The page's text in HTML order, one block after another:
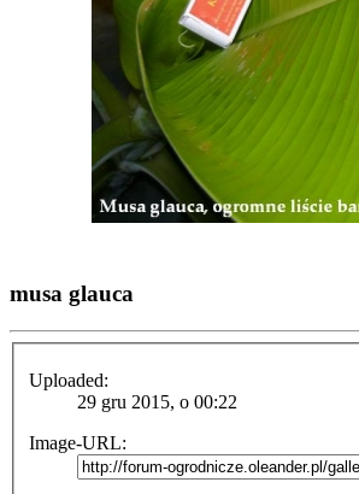
musa glauca
Uploaded:
29 gru 2015, o 00:22
Image-URL: